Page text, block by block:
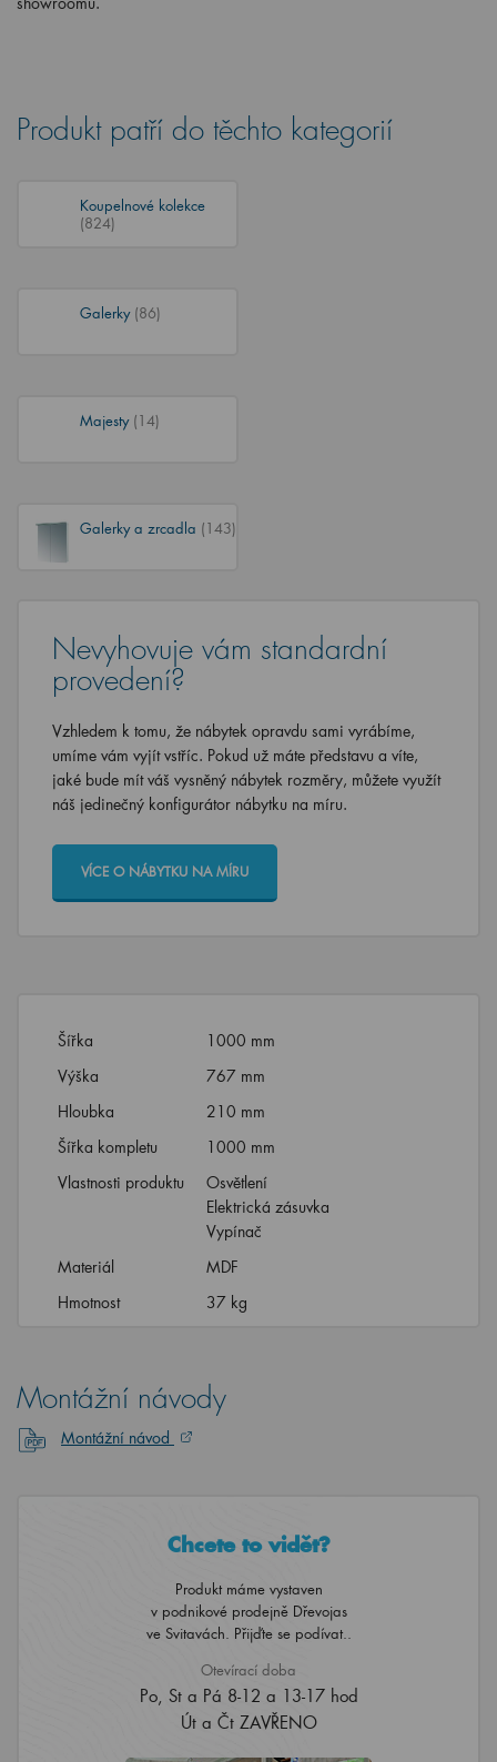
Produkt patří do těchto kategorií
Koupelnové kolekce
(824)
Galerky (86)
Majesty (14)
Galerky a zrcadla (143)
Nevyhovuje vám standardní
provedení?
Vzhledem k tomu, že nábytek opravdu sami vyrábíme,
umíme vám vyjít vstříc. Pokud už máte představu a víte,
jaké bude mít váš vysněný nábytek rozměry, můžete využít
náš jedinečný konfigurátor nábytku na míru.
VÍCE O NÁBYTKU NA MÍRU
Šířka
1000 mm
Výška
767 mm
Hloubka
210 mm
Šířka kompletu
1000 mm
Vlastnosti produktu
Osvětlení
Elektrická zásuvka
Vypínač
Materiál
MDF
Hmotnost
37 kg
Montážní návody
Montážní návod
Chcete to vidět?
Produkt máme vystaven
v podnikové prodejně Dřevojas
ve Svitavách. Přijďte se podívat..
Otevírací doba
Po, St a Pá 8-12 a 13-17 hod
Út a Čt ZAVŘENO